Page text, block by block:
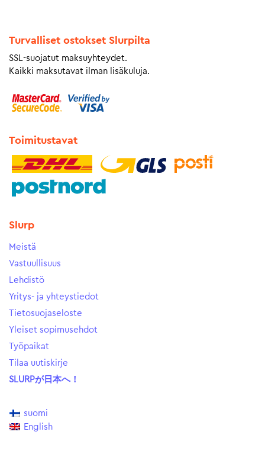
Turvalliset ostokset Slurpilta
SSL-suojatut maksuyhteydet.
Kaikki maksutavat ilman lisäkuluja.
Toimitustavat
Slurp
Meistä
Vastuullisuus
Lehdistö
Yritys- ja yhteystiedot
Tietosuojaseloste
Yleiset sopimusehdot
Työpaikat
Tilaa uutiskirje
SLURPが日本へ！
suomi
English